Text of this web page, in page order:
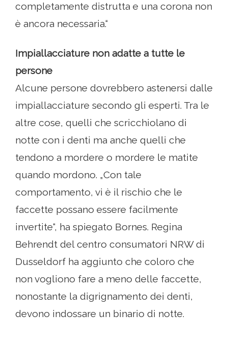
completamente distrutta e una corona non
è ancora necessaria.“
Impiallacciature non adatte a tutte le
persone
Alcune persone dovrebbero astenersi dalle
impiallacciature secondo gli esperti. Tra le
altre cose, quelli che scricchiolano di
notte con i denti ma anche quelli che
tendono a mordere o mordere le matite
quando mordono. „Con tale
comportamento, vi è il rischio che le
faccette possano essere facilmente
invertite“, ha spiegato Bornes. Regina
Behrendt del centro consumatori NRW di
Dusseldorf ha aggiunto che coloro che
non vogliono fare a meno delle faccette,
nonostante la digrignamento dei denti,
devono indossare un binario di notte.